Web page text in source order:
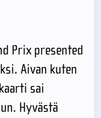
Prix presented
Aivan kuten
sai
Hyvästä